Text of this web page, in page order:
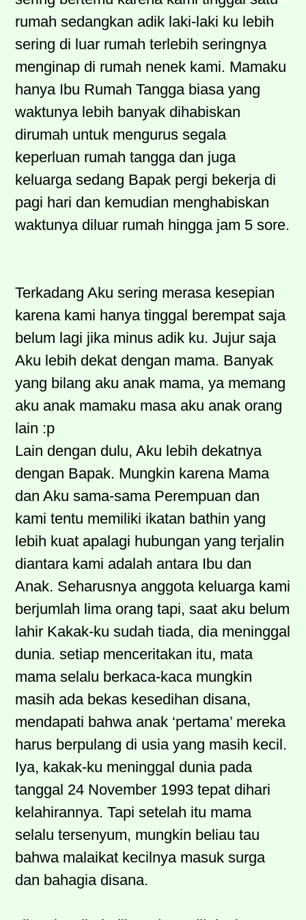
rumah sedangkan adik laki-laki ku lebih
sering di luar rumah terlebih seringnya
menginap di rumah nenek kami. Mamaku
hanya Ibu Rumah Tangga biasa yang
waktunya lebih banyak dihabiskan
dirumah untuk mengurus segala
keperluan rumah tangga dan juga
keluarga sedang Bapak pergi bekerja di
pagi hari dan kemudian menghabiskan
waktunya diluar rumah hingga jam 5 sore.
Terkadang Aku sering merasa kesepian
karena kami hanya tinggal berempat saja
belum lagi jika minus adik ku. Jujur saja
Aku lebih dekat dengan mama. Banyak
yang bilang aku anak mama, ya memang
aku anak mamaku masa aku anak orang
lain :p
Lain dengan dulu, Aku lebih dekatnya
dengan Bapak. Mungkin karena Mama
dan Aku sama-sama Perempuan dan
kami tentu memiliki ikatan bathin yang
lebih kuat apalagi hubungan yang terjalin
diantara kami adalah antara Ibu dan
Anak. Seharusnya anggota keluarga kami
berjumlah lima orang tapi, saat aku belum
lahir Kakak-ku sudah tiada, dia meninggal
dunia. setiap menceritakan itu, mata
mama selalu berkaca-kaca mungkin
masih ada bekas kesedihan disana,
mendapati bahwa anak ‘pertama’ mereka
harus berpulang di usia yang masih kecil.
Iya, kakak-ku meninggal dunia pada
tanggal 24 November 1993 tepat dihari
kelahirannya. Tapi setelah itu mama
selalu tersenyum, mungkin beliau tau
bahwa malaikat kecilnya masuk surga
dan bahagia disana.